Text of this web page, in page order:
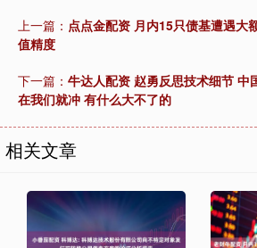
上一篇： 点点金配资 月内15只债基遭遇大
值精度
下一篇： 牛达人配资 赵勇反思技术细节 中
在我们就冲 有什么大不了的
相关文章